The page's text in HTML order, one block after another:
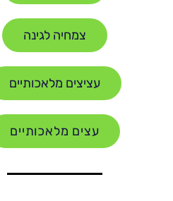
צמחיה לגינה
עציצים מלאכותיים
עצים מלאכותיים